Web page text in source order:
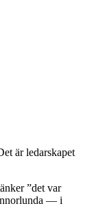
är ledarskapet
”det var
— i